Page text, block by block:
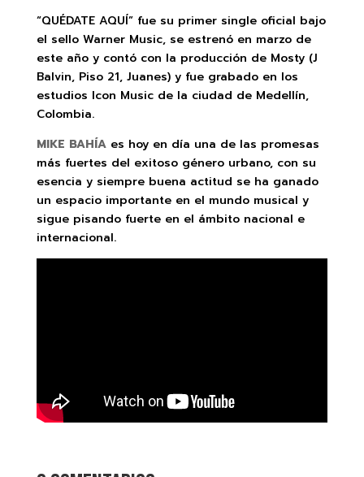
“QUÉDATE AQUÍ” fue su primer single oficial bajo
el sello Warner Music, se estrenó en marzo de
este año y contó con la producción de Mosty (J
Balvin, Piso 21, Juanes) y fue grabado en los
estudios Icon Music de la ciudad de Medellín,
Colombia.
MIKE BAHÍAes hoy en día una de las promesas
más fuertes del exitoso género urbano, con su
esencia y siempre buena actitud se ha ganado
un espacio importante en el mundo musical y
sigue pisando fuerte en el ámbito nacional e
internacional.